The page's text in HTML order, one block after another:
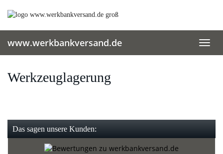
www.werkbankversand.de
Werkzeuglagerung
Das sagen unsere Kunden: